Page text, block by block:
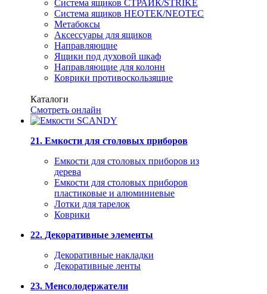
Система ящиков СТРАЙК/STRIKE
Система ящиков НЕОТЕК/NEOTEC
Метабоксы
Аксессуары для ящиков
Направляющие
Ящики под духовой шкаф
Направляющие для колонн
Коврики противоскользящие
Каталоги
Смотреть онлайн
21. Емкости для столовых приборов
Емкости для столовых приборов из
дерева
Емкости для столовых приборов
пластиковые и алюминиевые
Лотки для тарелок
Коврики
22. Декоративные элементы
Декоративные накладки
Декоративные ленты
23. Менсолодержатели